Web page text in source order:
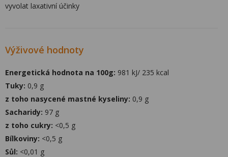
vyvolat laxativní účinky
Výživové hodnoty
Energetická hodnota na 100g: 981 kJ/ 235 kcal
Tuky: 0,9 g
z toho nasycené mastné kyseliny: 0,9 g
Sacharidy: 97 g
z toho cukry: <0,5 g
Bílkoviny: <0,5 g
Sůl: <0,01 g